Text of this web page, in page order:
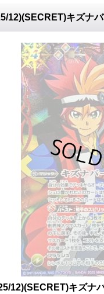
12)(SECRET)キズナ
12)(SECRET)キズナ